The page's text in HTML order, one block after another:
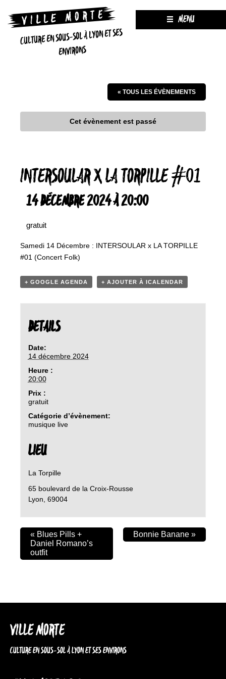
CULTURE EN SOUS-SOL À LYON ET SES
ENVIRONS
MENU
« TOUS LES ÉVÈNEMENTS
Cet évènement est passé
INTERSOULAR X LA TORPILLE #01
14 DÉCEMBRE 2024 À 20:00
gratuit
Samedi 14 Décembre : INTERSOULAR x LA TORPILLE
#01 (Concert Folk)
+ GOOGLE AGENDA + AJOUTER À ICALENDAR
DETAILS
Date:
14 décembre 2024
Heure :
20:00
Prix :
gratuit
Catégorie d’évènement:
musique live
LIEU
La Torpille
65 boulevard de la Croix-Rousse
Lyon 69004
« Blues Pills +
Daniel Romano’s
outfit
Bonnie Banane »
VILLE MORTE
CULTURE EN SOUS-SOL À LYON ET SES ENVIRONS